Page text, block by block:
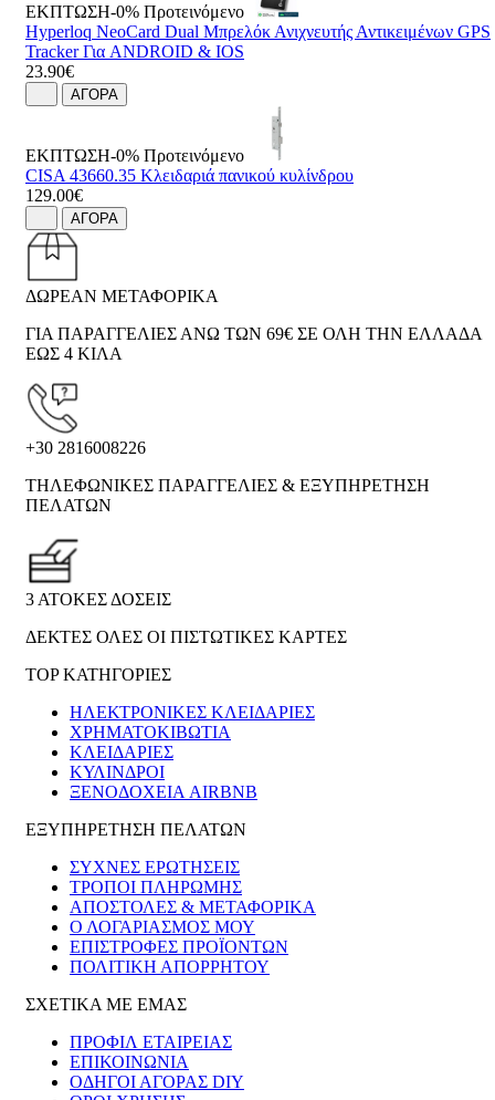
ΕΚΠΤΩΣΗ-0% Προτεινόμενο
Hyperloq NeoCard Dual Μπρελόκ Ανιχνευτής Αντικειμένων GPS
Tracker Για ANDROID & IOS
23.90€
ΑΓΟΡΑ
ΕΚΠΤΩΣΗ-0% Προτεινόμενο
CISA 43660.35 Κλειδαριά πανικού κυλίνδρου
129.00€
ΑΓΟΡΑ
ΔΩΡΕΑΝ ΜΕΤΑΦΟΡΙΚΑ
ΓΙΑ ΠΑΡΑΓΓΕΛΙΕΣ ΑΝΩ ΤΩΝ 69€ ΣΕ ΟΛΗ ΤΗΝ ΕΛΛΑΔΑ
ΕΩΣ 4 ΚΙΛΑ
+30 2816008226
ΤΗΛΕΦΩΝΙΚΕΣ ΠΑΡΑΓΓΕΛΙΕΣ & ΕΞΥΠΗΡΕΤΗΣΗ
ΠΕΛΑΤΩΝ
3 ΑΤΟΚΕΣ ΔΟΣΕΙΣ
ΔΕΚΤΕΣ ΟΛΕΣ ΟΙ ΠΙΣΤΩΤΙΚΕΣ ΚΑΡΤΕΣ
TOP ΚΑΤΗΓΟΡΙΕΣ
ΗΛΕΚΤΡΟΝΙΚΈΣ ΚΛΕΙΔΑΡΙΈΣ
ΧΡΗΜΑΤΟΚΙΒΏΤΙΑ
ΚΛΕΙΔΑΡΙΈΣ
ΚΎΛΙΝΔΡΟΙ
ΞΕΝΟΔΟΧΕΊΑ AIRBNB
ΕΞΥΠΗΡΕΤΗΣΗ ΠΕΛΑΤΩΝ
ΣΥΧΝΕΣ ΕΡΩΤΗΣΕΙΣ
ΤΡΟΠΟΙ ΠΛΗΡΩΜΗΣ
ΑΠΟΣΤΟΛΕΣ & ΜΕΤΑΦΟΡΙΚΑ
Ο ΛΟΓΑΡΙΑΣΜΟΣ ΜΟΥ
ΕΠΙΣΤΡΟΦΕΣ ΠΡΟΪΟΝΤΩΝ
ΠΟΛΙΤΙΚΗ ΑΠΟΡΡΗΤΟΥ
ΣΧΕΤΙΚΑ ΜΕ ΕΜΑΣ
ΠΡΟΦΙΛ ΕΤΑΙΡΕΙΑΣ
ΕΠΙΚΟΙΝΩΝΙΑ
ΟΔΗΓΟΙ ΑΓΟΡΑΣ DIY